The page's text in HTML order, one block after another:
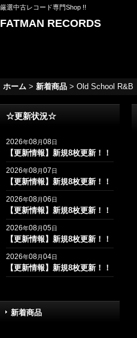
厳選中古レコード専門Shop !!
FATMAN RECORDS
ホーム > 新着商品 > Old School R&B
☆更新状況☆
2026年08月08日
【更新情報】新規8枚更新！！
2026年08月07日
【更新情報】新規8枚更新！！
2026年08月06日
【更新情報】新規8枚更新！！
2026年08月05日
【更新情報】新規8枚更新！！
2026年08月04日
【更新情報】新規8枚更新！！
新着商品